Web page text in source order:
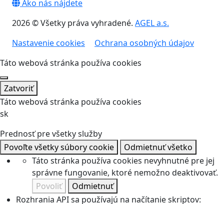
Ako nás nájdete
2026 © Všetky práva vyhradené. AGEL a.s.
Nastavenie cookies
Ochrana osobných údajov
Táto webová stránka používa cookies
Zatvoriť
Táto webová stránka používa cookies
sk
Prednosť pre všetky služby
Povoľte všetky súbory cookie
Odmietnuť všetko
Táto stránka používa cookies nevyhnutné pre jej
správne fungovanie, ktoré nemožno deaktivovať.
Povoliť
Odmietnuť
Rozhrania API sa používajú na načítanie skriptov: